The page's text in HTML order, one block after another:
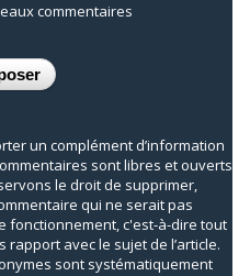
commentaires
un complément d’information
sont libres et ouverts
le droit de supprimer,
qui ne serait pas
fonctionnement, c'est-à-dire tout
avec le sujet de l’article.
sont systématiquement